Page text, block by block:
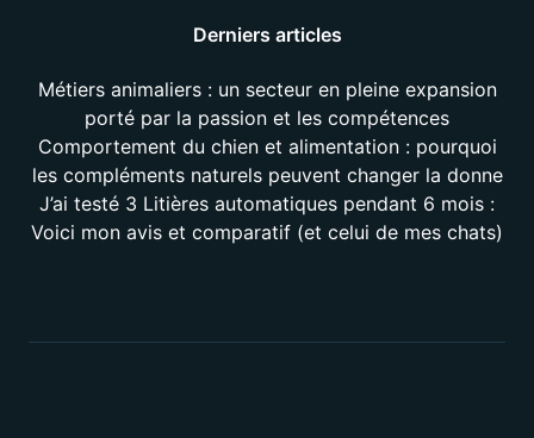
Derniers articles
Métiers animaliers : un secteur en pleine expansion
porté par la passion et les compétences
Comportement du chien et alimentation : pourquoi
les compléments naturels peuvent changer la donne
J’ai testé 3 Litières automatiques pendant 6 mois :
Voici mon avis et comparatif (et celui de mes chats)